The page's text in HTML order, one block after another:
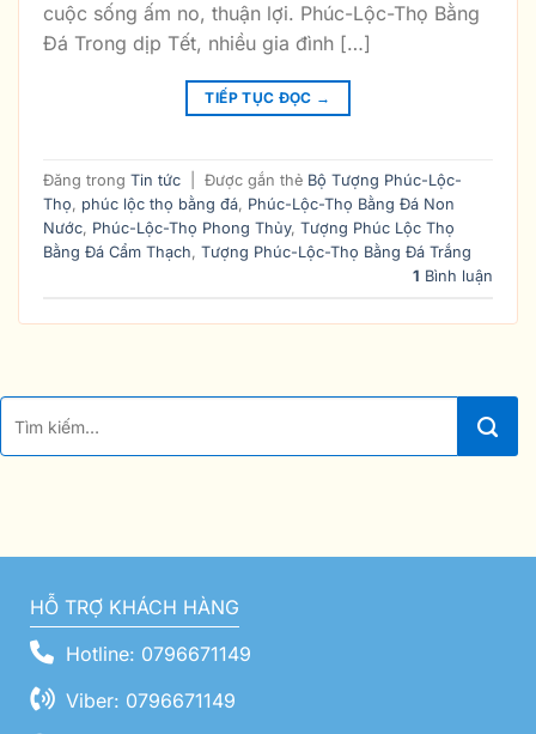
cuộc sống ấm no, thuận lợi. Phúc-Lộc-Thọ Bằng
Đá Trong dịp Tết, nhiều gia đình […]
TIẾP TỤC ĐỌC →
Đăng trong Tin tức Được gắn thẻ Bộ Tượng Phúc-Lộc-
Thọ, phúc lộc thọ bằng đá, Phúc-Lộc-Thọ Bằng Đá Non
Nước, Phúc-Lộc-Thọ Phong Thủy, Tượng Phúc Lộc Thọ
Bằng Đá Cẩm Thạch, Tượng Phúc-Lộc-Thọ Bằng Đá Trắng
1 Bình luận
HỖ TRỢ KHÁCH HÀNG
Hotline: 0796671149
Viber: 0796671149